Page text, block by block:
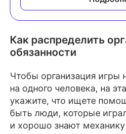
Как распределить
обязанности
Чтобы организация игры
на одного человека, на
укажите, что ищете
быть люди, которые
и хорошо знают